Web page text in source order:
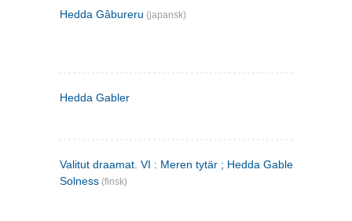
Hedda Gâbureru (japansk)
Hedda Gabler
Valitut draamat. VI : Meren tytär ; Hedda Gabler ;
Solness (finsk)